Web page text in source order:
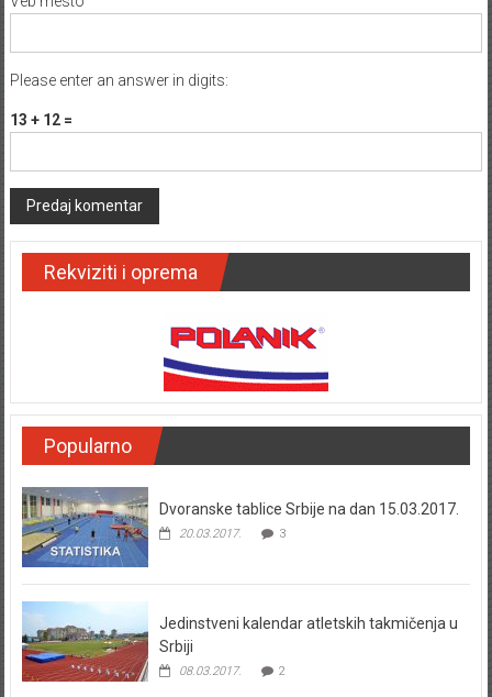
Please enter an answer in digits:
13 + 12 =
Rekviziti i oprema
Popularno
Dvoranske tablice Srbije na dan 15.03.2017.
20.03.2017. 3
Jedinstveni kalendar atletskih takmičenja u
Srbiji
08.03.2017. 2